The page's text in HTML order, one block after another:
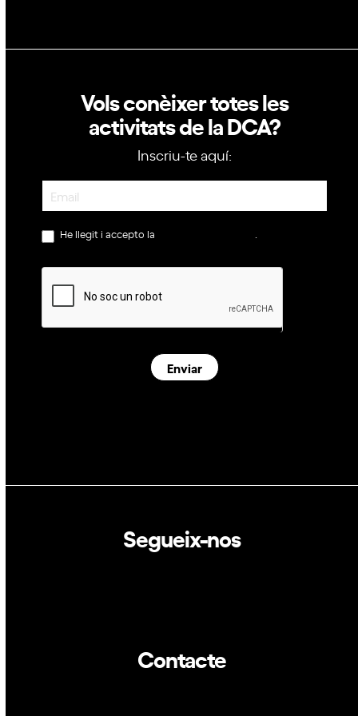
Vols conèixer totes les
activitats de la DCA?
Inscriu-te aquí:
He llegit i accepto la
Enviar
Segueix-nos
Contacte